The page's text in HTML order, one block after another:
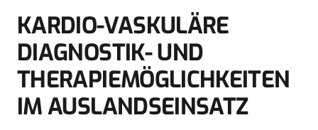
KARDIO-VASKULÄRE
DIAGNOSTIK- UND
THERAPIEMÖGLICHKEITEN
IM AUSLANDSEINSATZ